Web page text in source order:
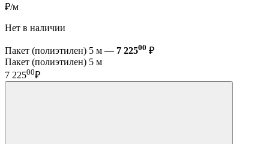
₽/м
Нет в наличии
Пакет (полиэтилен) 5 м — 7 22500 ₽
Пакет (полиэтилен) 5 м
7 22500₽